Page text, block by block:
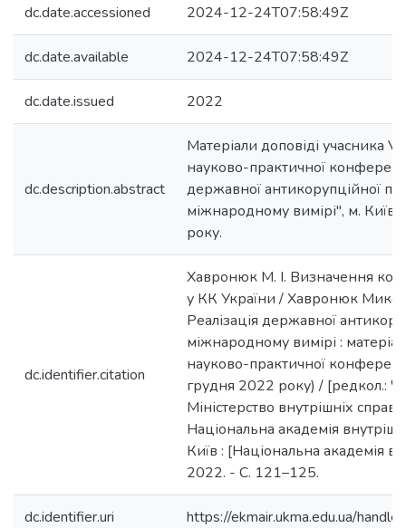
dc.date.accessioned 2024-12-24T07:58:49Z
dc.date.available 2024-12-24T07:58:49Z
dc.date.issued 2022
dc.description.abstract
Матеріали доповіді учасника
науково-практичної
державної антикорупційної
міжнародному вимірі", м.
року.
dc.identifier.citation
Хавронюк М. І. Визначення
у КК України / Хавронюк
Реалізація державної
міжнародному вимірі :
науково-практичної
грудня 2022 року) / [редкол.:
Міністерство внутрішніх справ
Національна академія
Київ : [Національна академія
2022. - С. 121–125.
dc.identifier.uri https://ekmair.ukma.edu.ua/